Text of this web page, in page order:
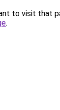
to visit that
.